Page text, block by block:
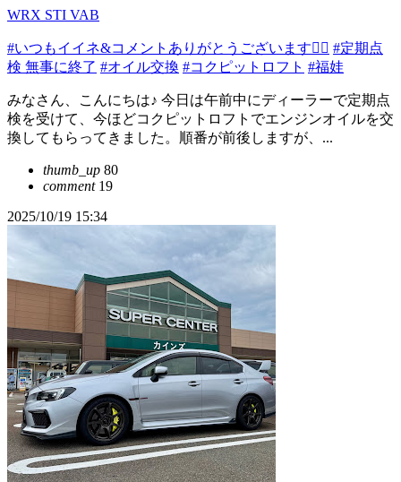
WRX STI VAB
#いつもイイネ&コメントありがとうございます🙇‍♂️ #定期点
検 無事に終了 #オイル交換 #コクピットロフト #福娃
みなさん、こんにちは♪ 今日は午前中にディーラーで定期点
検を受けて、今ほどコクピットロフトでエンジンオイルを交
換してもらってきました。順番が前後しますが、...
thumb_up 80
comment19
2025/10/19 15:34